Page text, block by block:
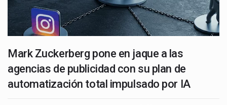
Mark Zuckerberg pone en jaque a las
agencias de publicidad con su plan de
automatización total impulsado por IA